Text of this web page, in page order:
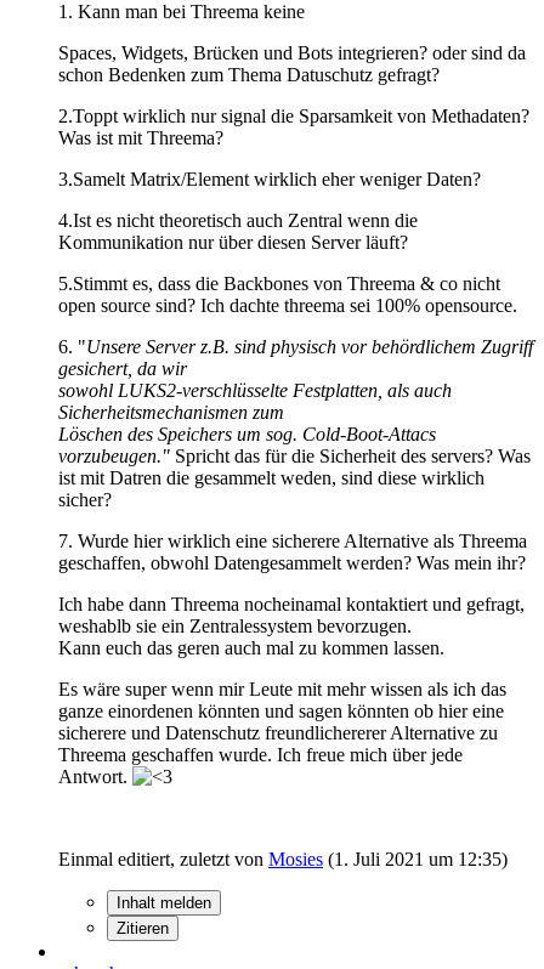
1. Kann man bei Threema keine
Spaces, Widgets, Brücken und Bots integrieren? oder sind da
schon Bedenken zum Thema Datuschutz gefragt?
2.Toppt wirklich nur signal die Sparsamkeit von Methadaten?
Was ist mit Threema?
3.Samelt Matrix/Element wirklich eher weniger Daten?
4.Ist es nicht theoretisch auch Zentral wenn die
Kommunikation nur über diesen Server läuft?
5.Stimmt es, dass die Backbones von Threema & co nicht
open source sind? Ich dachte threema sei 100% opensource.
6. "Unsere Server z.B. sind physisch vor behördlichem Zugriff
gesichert, da wir
sowohl LUKS2-verschlüsselte Festplatten, als auch
Sicherheitsmechanismen zum
Löschen des Speichers um sog. Cold-Boot-Attacs
vorzubeugen." Spricht das für die Sicherheit des servers? Was
ist mit Datren die gesammelt weden, sind diese wirklich
sicher?
7. Wurde hier wirklich eine sicherere Alternative als Threema
geschaffen, obwohl Datengesammelt werden? Was mein ihr?
Ich habe dann Threema nocheinamal kontaktiert und gefragt,
weshablb sie ein Zentralessystem bevorzugen.
Kann euch das geren auch mal zu kommen lassen.
Es wäre super wenn mir Leute mit mehr wissen als ich das
ganze einordenen könnten und sagen könnten ob hier eine
sicherere und Datenschutz freundlichererer Alternative zu
Threema geschaffen wurde. Ich freue mich über jede
Antwort.
Einmal editiert, zuletzt von Mosies (1. Juli 2021 um 12:35)
Inhalt melden
Zitieren